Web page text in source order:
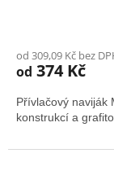
od 309,09 Kč bez
od 374 Kč
Přívlačový naviják
konstrukcí a